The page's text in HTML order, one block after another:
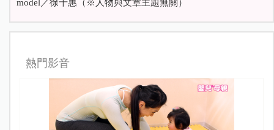
model／徐千惠（※人物與文章主題無關）
熱門影音